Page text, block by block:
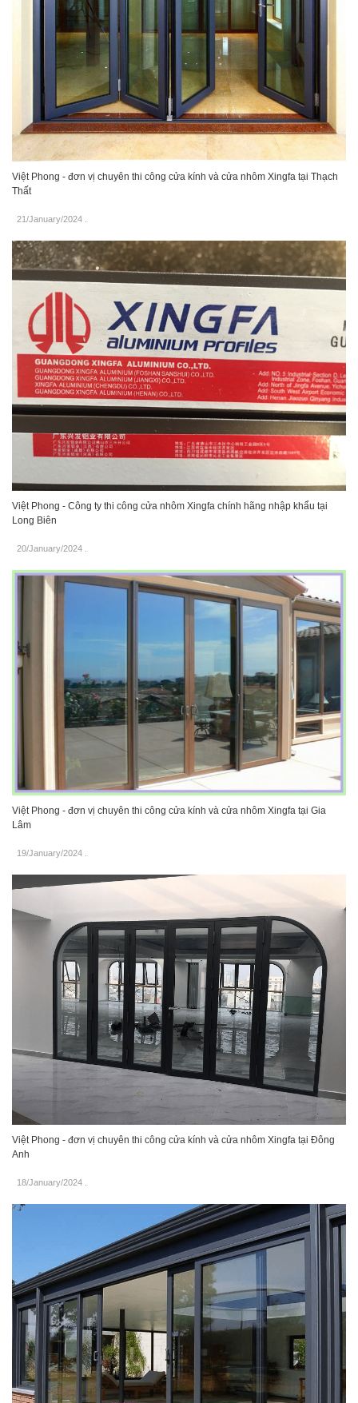
Việt Phong - đơn vị chuyên thi công cửa kính và cửa nhôm Xingfa tại Thạch
Thất
21/January/2024
Việt Phong - Công ty thi công cửa nhôm Xingfa chính hãng nhập khẩu tại
Long Biên
20/January/2024
Việt Phong - đơn vị chuyên thi công cửa kính và cửa nhôm Xingfa tại Gia
Lâm
19/January/2024
Việt Phong - đơn vị chuyên thi công cửa kính và cửa nhôm Xingfa tại Đông
Anh
18/January/2024 .